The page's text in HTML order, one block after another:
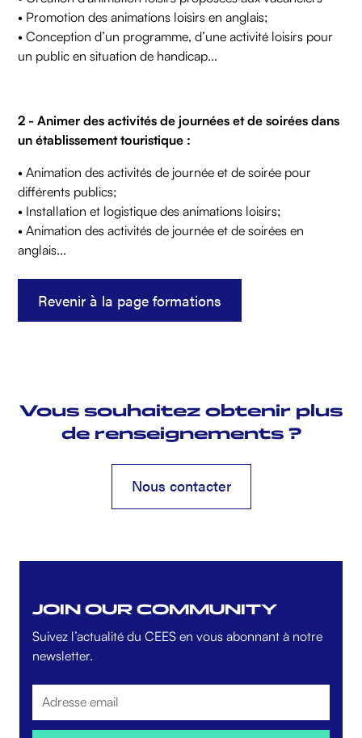
• Promotion des animations loisirs en anglais;
• Conception d’un programme, d’une activité loisirs pour
un public en situation de handicap...
2 - Animer des activités de journées et de soirées dans
un établissement touristique :
• Animation des activités de journée et de soirée pour
différents publics;
• Installation et logistique des animations loisirs;
• Animation des activités de journée et de soirées en
anglais...
Revenir à la page formations
Vous souhaitez obtenir plus
de renseignements ?
Nous contacter
Nous contacter
JOIN OUR COMMUNITY
Suivez l’actualité du CEES en vous abonnant à notre
newsletter.